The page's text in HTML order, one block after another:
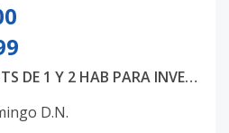
SKY VIEW - VENTA APTS DE 1 Y 2 HAB PARA INVERSION
D.N.